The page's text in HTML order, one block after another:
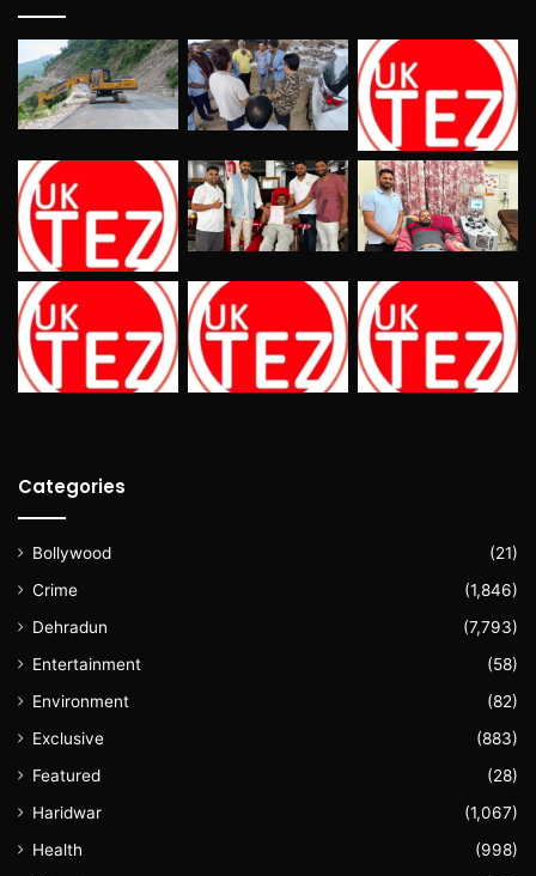
Categories
Bollywood
(21)
Crime
(1,846)
Dehradun
(7,793)
Entertainment
(58)
Environment
(82)
Exclusive
(883)
Featured
(28)
Haridwar
(1,067)
Health
(998)